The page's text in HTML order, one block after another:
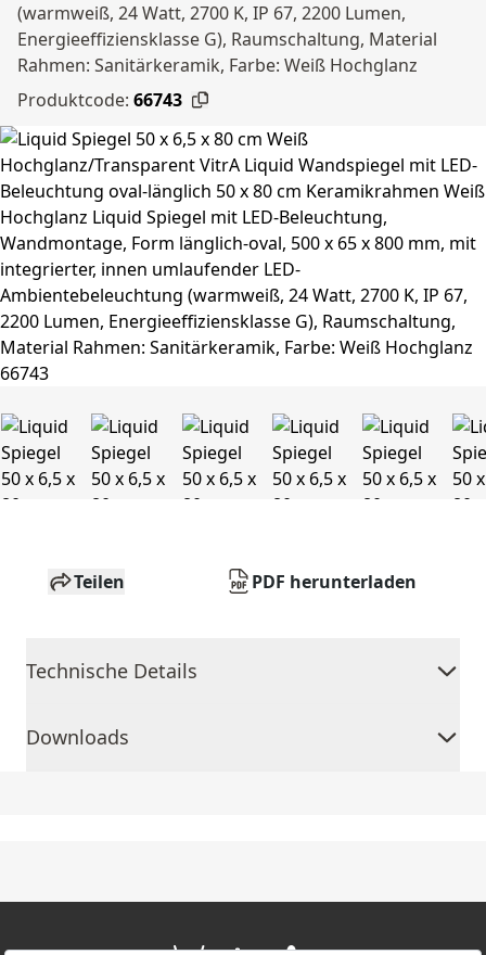
(warmweiß, 24 Watt, 2700 K, IP 67, 2200 Lumen,
Energieeffiziensklasse G), Raumschaltung, Material
Rahmen: Sanitärkeramik, Farbe: Weiß Hochglanz
Produktcode: 66743
Teilen PDF herunterladen
Technische Details
Downloads